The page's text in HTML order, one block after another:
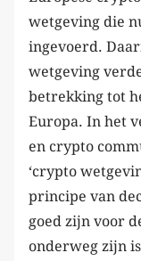
wetgeving die
ingevoerd.
wetgeving
betrekking tot
Europa. In het
en crypto
‘crypto
principe van
goed zijn voor
onderweg zijn